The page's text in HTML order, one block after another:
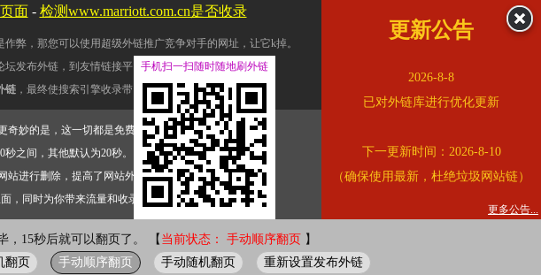
弊，那您可以使用超级外链推广竞争对手的网址，让它k掉。
发布外链，到友情链接平台交换友情链接。
链 ，最终使搜索引擎收录带网址的查询页面。
妙的是，这一切都是免费的。
之间，其他默认为20秒。）
站进行删除，提高了网站外链的质量。
，同时为你带来流量和收录。 错误外链纠正
，15秒后就可以翻页了。 【 当前状态： 手动顺序翻页 】
翻页 手动顺序翻页 手动随机翻页 重新设置发布外链
面- 检测www.marriott.com.cn是否收录
更新公告
2026-8-8
已对外链库进行优化更新
下一更新时间：2026-8-10
（确保使用最新，杜绝垃圾网站链）
更多公告...
手机扫一扫随时随地刷外链